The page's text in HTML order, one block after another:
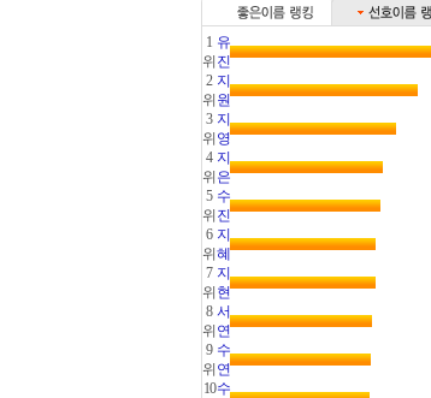
1
위
유
진
2
위
지
원
3
위
지
영
4
위
지
은
5
위
수
진
6
위
지
혜
7
위
지
현
8
위
서
연
9
위
수
연
10수